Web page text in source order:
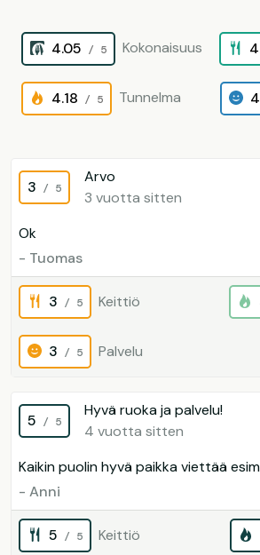
4.05 / 5 Kokonaisuus
4.18 / 5 Tunnelma
3 / 5
Arvo
3 vuotta sitten
Ok
- Tuomas
3 / 5 Keittiö
3 / 5 Palvelu
5 / 5
Hyvä ruoka ja palvelu!
4 vuotta sitten
Kaikin puolin hyvä paikka viettää
- Anni
5 / 5 Keittiö